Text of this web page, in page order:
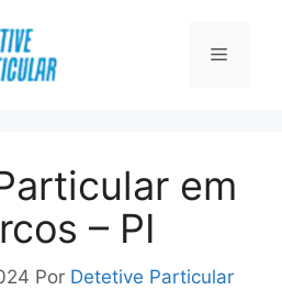
Menu
em
– PI
Por Detetive Particular